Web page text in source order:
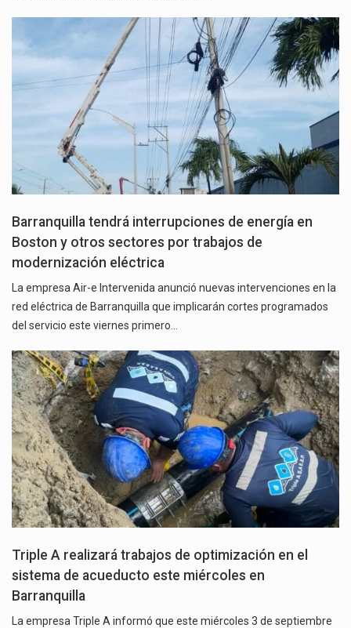
Barranquilla tendrá interrupciones de energía en
Boston y otros sectores por trabajos de
modernización eléctrica
La empresa Air-e Intervenida anunció nuevas intervenciones en la
red eléctrica de Barranquilla que implicarán cortes programados
del servicio este viernes primero…
Triple A realizará trabajos de optimización en el
sistema de acueducto este miércoles en
Barranquilla
La empresa Triple A informó que este miércoles 3 de septiembre